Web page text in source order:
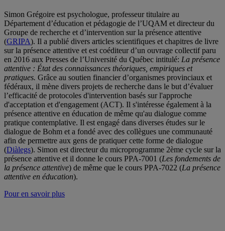
Simon Grégoire est psychologue, professeur titulaire au
Département d’éducation et pédagogie de l’UQAM et directeur du
Groupe de recherche et d’intervention sur la présence attentive
(GRIPA). Il a publié divers articles scientifiques et chapitres de livre
sur la présence attentive et est coéditeur d’un ouvrage collectif paru
en 2016 aux Presses de l’Université du Québec intitulé: La présence
attentive : État des connaissances théoriques, empiriques et
pratiques. Grâce au soutien financier d’organismes provinciaux et
fédéraux, il mène divers projets de recherche dans le but d’évaluer
l’efficacité de protocoles d'intervention basés sur l'approche
d'acceptation et d'engagement (ACT). Il s'intéresse également à la
présence attentive en éducation de même qu'au dialogue comme
pratique contemplative. Il est engagé dans diverses études sur le
dialogue de Bohm et a fondé avec des collègues une communauté
afin de permettre aux gens de pratiquer cette forme de dialogue
(Diàlegs). Simon est directeur du microprogramme 2ème cycle sur la
présence attentive et il donne le cours PPA-7001 (Les fondements de
la présence attentive) de même que le cours PPA-7022 (La présence
attentive en éducation).
Pour en savoir plus